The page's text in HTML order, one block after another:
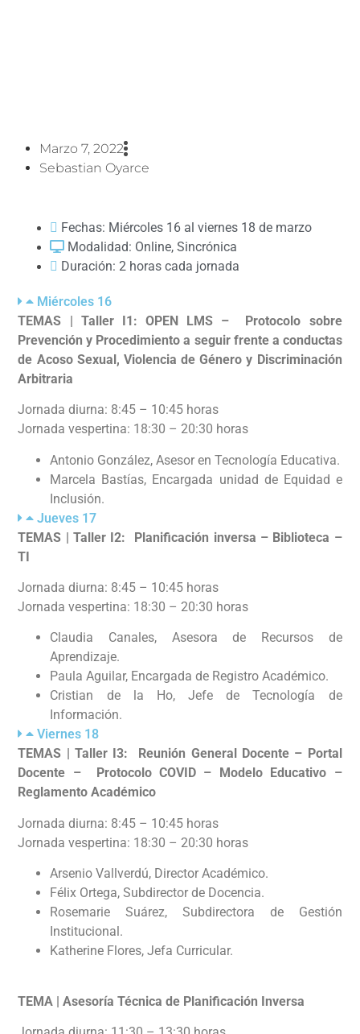
Marzo 7, 2022
Sebastian Oyarce
Fechas: Miércoles 16 al viernes 18 de marzo
Modalidad: Online, Sincrónica
Duración: 2 horas cada jornada
Miércoles 16
TEMAS | Taller I1: OPEN LMS – Protocolo sobre
Prevención y Procedimiento a seguir frente a conductas
de Acoso Sexual, Violencia de Género y Discriminación
Arbitraria
Jornada diurna: 8:45 – 10:45 horas
Jornada vespertina: 18:30 – 20:30 horas
Antonio González, Asesor en Tecnología Educativa.
Marcela Bastías, Encargada unidad de Equidad e
Inclusión.
Jueves 17
TEMAS | Taller I2: Planificación inversa – Biblioteca –
TI
Jornada diurna: 8:45 – 10:45 horas
Jornada vespertina: 18:30 – 20:30 horas
Claudia Canales, Asesora de Recursos de
Aprendizaje.
Paula Aguilar, Encargada de Registro Académico.
Cristian de la Ho, Jefe de Tecnología de
Información.
Viernes 18
TEMAS |Taller I3: Reunión General Docente – Portal
Docente – Protocolo COVID – Modelo Educativo –
Reglamento Académico
Jornada diurna: 8:45 – 10:45 horas
Jornada vespertina: 18:30 – 20:30 horas
Arsenio Vallverdú, Director Académico.
Félix Ortega, Subdirector de Docencia.
Rosemarie Suárez, Subdirectora de Gestión
Institucional.
Katherine Flores, Jefa Curricular.
TEMA | Asesoría Técnica de Planificación Inversa